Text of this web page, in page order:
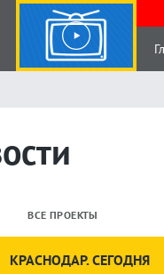
ВСЕ ПРОЕКТЫ
КРАСНОДАР. СЕГОДНЯ